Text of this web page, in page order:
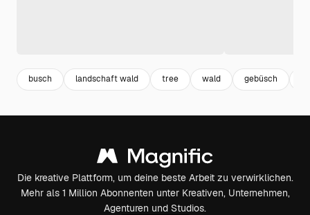
busch landschaft wald tree wald gebüsch
Die kreative Plattform, um deine beste Arbeit zu verwirklichen.
Mehr als 1 Million Abonnenten unter Kreativen, Unternehmen,
Agenturen und Studios.